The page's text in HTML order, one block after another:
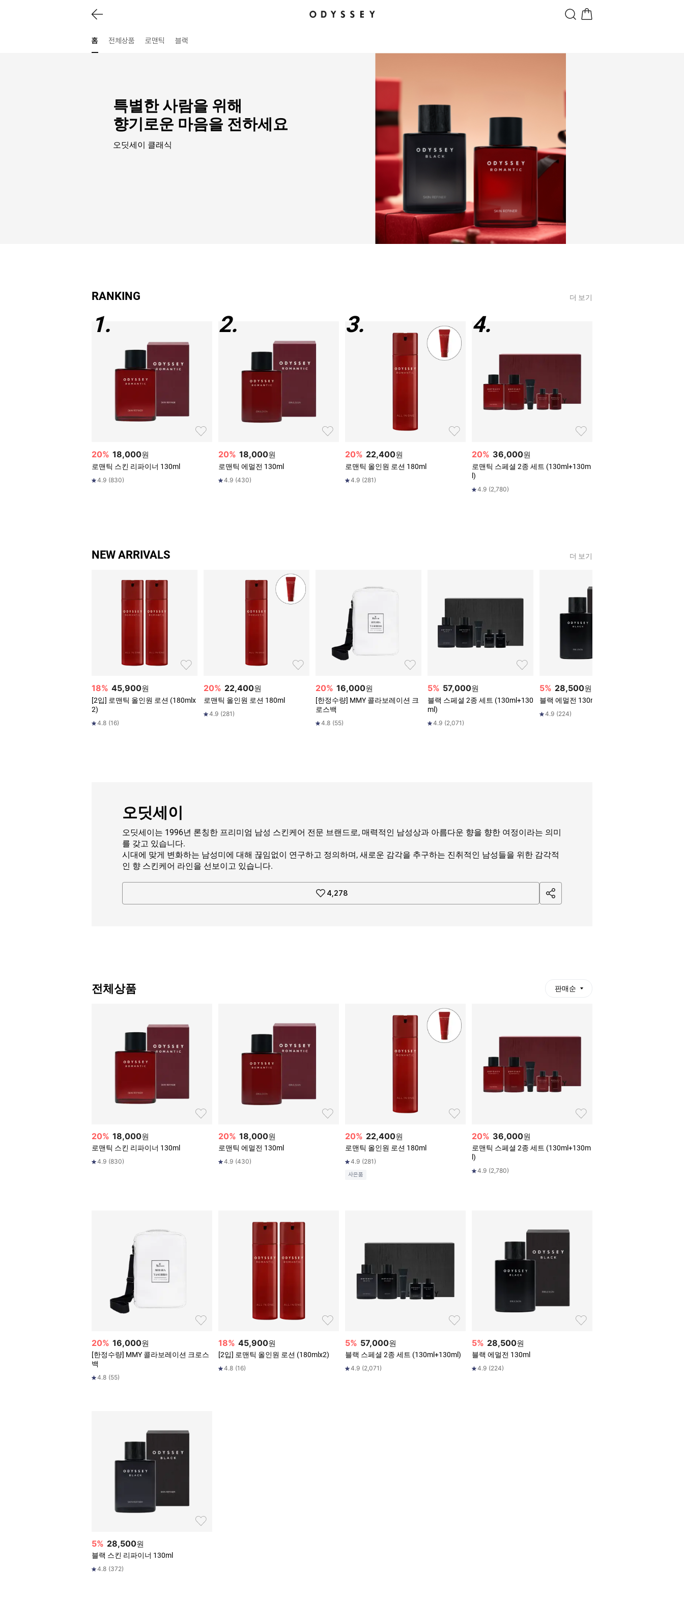
홈 전체상품 로맨틱 블랙
특별한 사람을 위해
향기로운 마음을 전하세요
오딧세이 클래식
RANKING 더 보기
1.
20% 18,000원
로맨틱 스킨 리파이너 130ml
4.9 (830)
2.
20% 18,000원
로맨틱 에멀전 130ml
4.9 (430)
3.
20% 22,400원
로맨틱 올인원 로션 180ml
4.9 (281)
4.
20% 36,000원
로맨틱 스페셜 2종 세트 (130ml+130m
l)
4.9 (2,780)
NEW ARRIVALS 더 보기
18% 45,900원
[2입] 로맨틱 올인원 로션 (180mlx
2)
4.8 (16)
20% 22,400원
로맨틱 올인원 로션 180ml
4.9 (281)
20% 16,000원
[한정수량] MMY 콜라보레이션 크
로스백
4.8 (55)
5% 57,000원
블랙 스페셜 2종 세트 (130ml+130
ml)
4.9 (2,071)
5% 28,500원
블랙 에멀전 130ml
4.9 (224)
오딧세이
오딧세이는 1996년 론칭한 프리미엄 남성 스킨케어 전문 브랜드로, 매력적인 남성상과 아름다운 향을 향한 여정이라는 의미
를 갖고 있습니다.
시대에 맞게 변화하는 남성미에 대해 끊임없이 연구하고 정의하며, 새로운 감각을 추구하는 진취적인 남성들을 위한 감각적
인 향 스킨케어 라인을 선보이고 있습니다.
4,278
sha
re
전체상품 판매순
20% 18,000원
로맨틱 스킨 리파이너 130ml
4.9 (830)
20% 18,000원
로맨틱 에멀전 130ml
4.9 (430)
20% 22,400원
로맨틱 올인원 로션 180ml
4.9 (281)
사은품
20% 36,000원
로맨틱 스페셜 2종 세트 (130ml+130m
l)
4.9 (2,780)
20% 16,000원
[한정수량] MMY 콜라보레이션 크로스
백
4.8 (55)
18% 45,900원
[2입] 로맨틱 올인원 로션 (180mlx2)
4.8 (16)
5% 57,000원
블랙 스페셜 2종 세트 (130ml+130ml)
4.9 (2,071)
5% 28,500원
블랙 에멀전 130ml
4.9 (224)
5% 28,500원
블랙 스킨 리파이너 130ml
4.8 (372)